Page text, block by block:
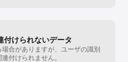
付けられないデータ
合がありますが、ユーザの識別
付けられません。